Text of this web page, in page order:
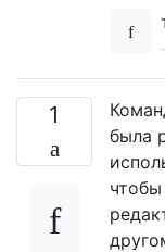
1
была